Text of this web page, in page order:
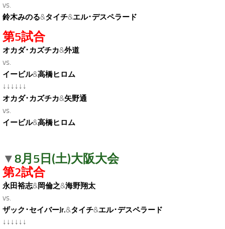
vs.
鈴木みのる&タイチ&エル･デスペラード
第5試合
オカダ･カズチカ&外道
vs.
イービル&高橋ヒロム
↓↓↓↓↓↓
オカダ･カズチカ&矢野通
vs.
イービル&高橋ヒロム
▼8月5日(土)大阪大会
第2試合
永田裕志&岡倫之&海野翔太
vs.
ザック･セイバーJr.&タイチ&エル･デスペラード
↓↓↓↓↓↓